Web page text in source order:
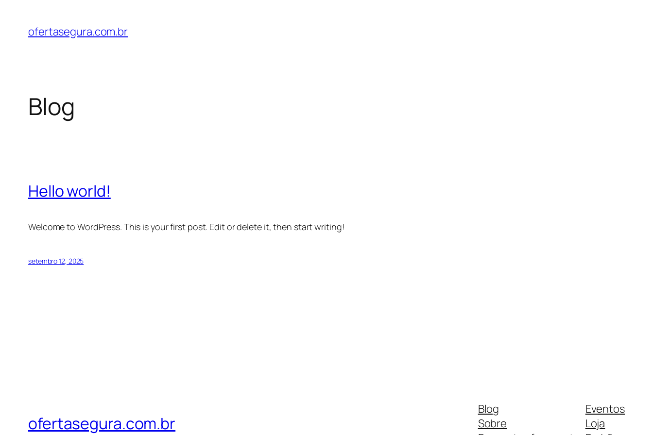
ofertasegura.com.br
Blog
Hello world!
Welcome to WordPress. This is your first post. Edit or delete it, then start writing!
setembro 12, 2025
ofertasegura.com.br
Blog
Sobre
Eventos
Loja